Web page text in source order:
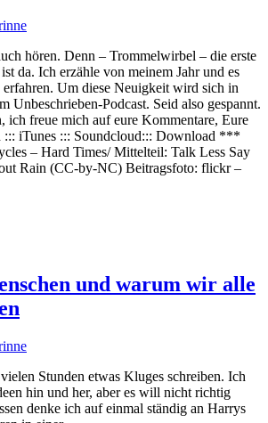
hören. Denn – Trommelwirbel – die erste
da. Ich erzähle von meinem Jahr und es
Um diese Neuigkeit wird sich in
Unbeschrieben-Podcast. Seid also gespannt.
ich freue mich auf eure Kommentare, Eure
::: iTunes ::: Soundcloud::: Download ***
– Hard Times/ Mittelteil: Talk Less Say
Rain (CC-by-NC) Beitragsfoto: flickr –
und warum wir alle
Stunden etwas Kluges schreiben. Ich
hin und her, aber es will nicht richtig
denke ich auf einmal ständig an Harrys